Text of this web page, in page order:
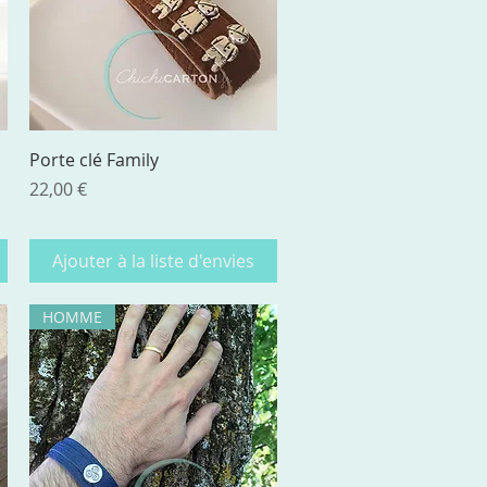
Aperçu rapide
Porte clé Family
Prix
22,00 €
Ajouter à la liste d'envies
HOMME